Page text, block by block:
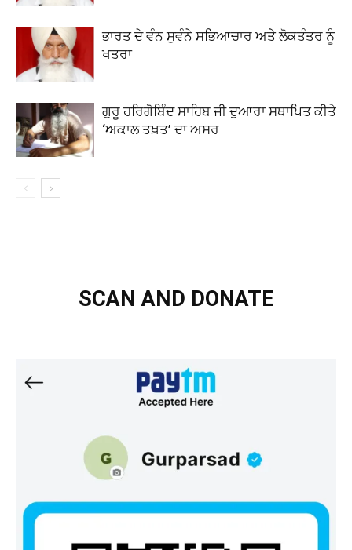
ਭਾਰਤ ਦੇ ਵੰਨ ਸੁਵੰਨੇ ਸਭਿਆਚਾਰ ਅਤੇ ਲੋਕਤੰਤਰ ਨੂੰ
ਖਤਰਾ
ਗੁਰੂ ਹਰਿਗੋਬਿੰਦ ਸਾਹਿਬ ਜੀ ਦੁਆਰਾ ਸਥਾਪਿਤ ਕੀਤੇ
‘ਅਕਾਲ ਤਖ਼ਤ’ ਦਾ ਅਸਰ
SCAN AND DONATE